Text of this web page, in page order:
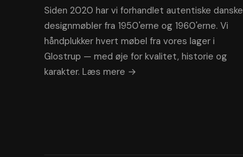
Siden 2020 har vi forhandlet autentiske danske
designmøbler fra 1950'erne og 1960'erne. Vi
håndplukker hvert møbel fra vores lager i
Glostrup — med øje for kvalitet, historie og
karakter. Læs mere →